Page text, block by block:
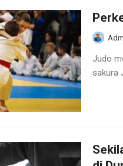
Judo
sakura